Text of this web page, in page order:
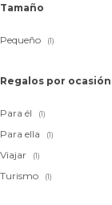
Tamaño
Pequeño (1)
Regalos por ocasión
Para él (1)
Para ella (1)
Viajar (1)
Turismo (1)